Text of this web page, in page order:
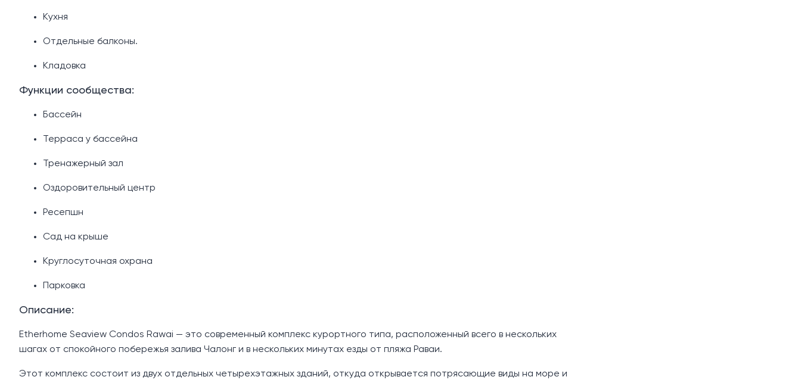
Кухня
Отдельные балконы.
Кладовка
Функции сообщества:
Бассейн
Терраса у бассейна
Тренажерный зал
Оздоровительный центр
Ресепшн
Сад на крыше
Круглосуточная охрана
Парковка
Описание:
Etherhome Seaview Condos Rawai — это современный комплекс курортного типа, расположенный всего в нескольких
шагах от спокойного побережья залива Чалонг и в нескольких минутах езды от пляжа Раваи.
Этот комплекс состоит из двух отдельных четырехэтажных зданий, откуда открывается потрясающие виды на море и